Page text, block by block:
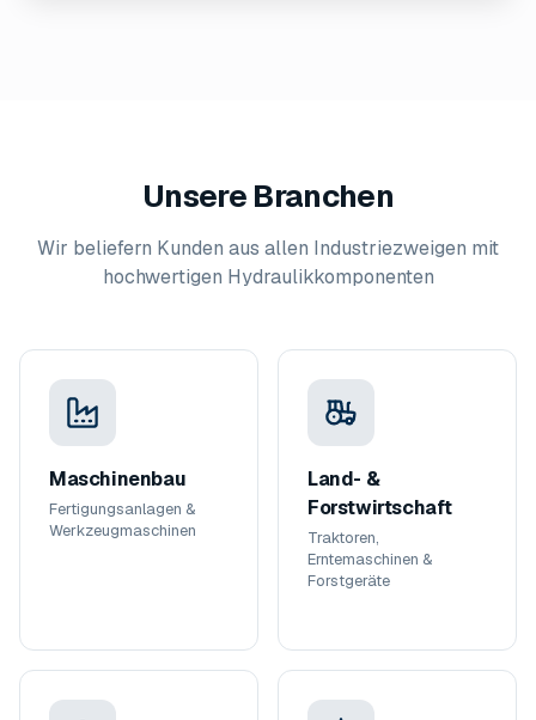
Unsere Branchen
Wir beliefern Kunden aus allen Industriezweigen mit
hochwertigen Hydraulikkomponenten
Maschinenbau
Fertigungsanlagen &
Werkzeugmaschinen
Land- &
Forstwirtschaft
Traktoren,
Erntemaschinen &
Forstgeräte